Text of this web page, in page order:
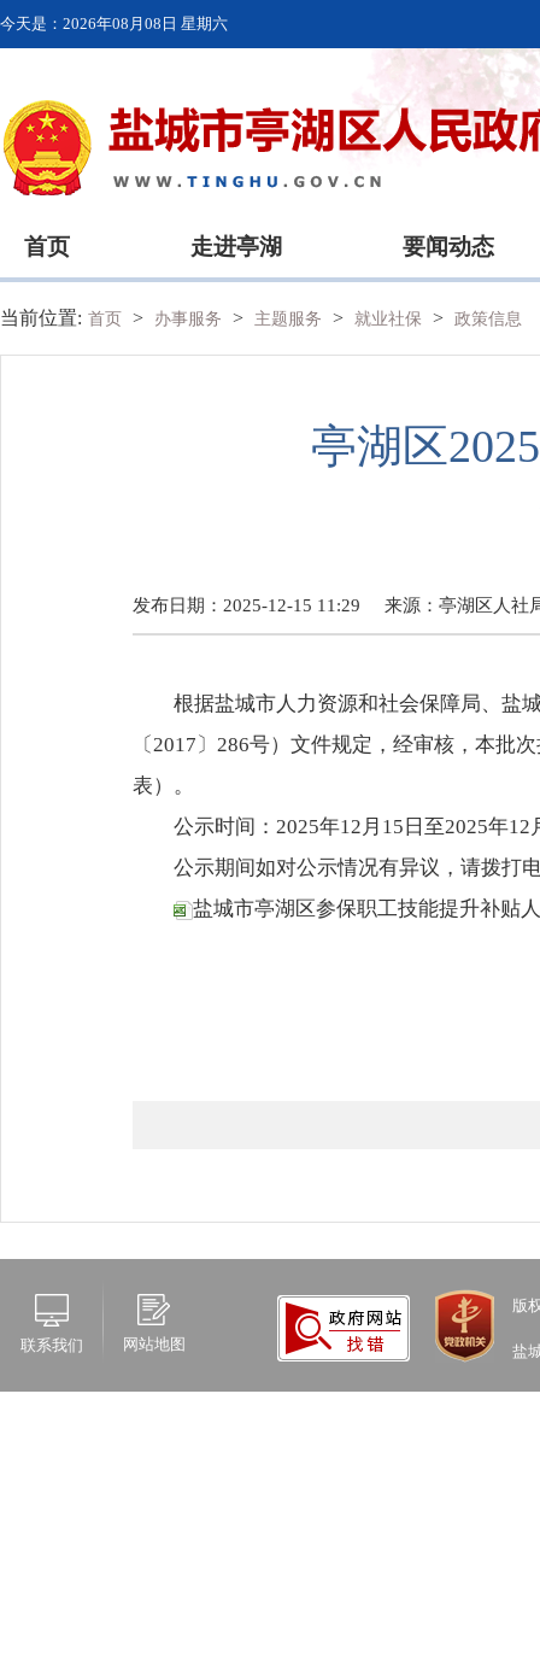
今天是： 2026年08月08日 星期六
首页 走进亭湖 要闻动态
当前位置: 首页 > 办事服务 > 主题服务 > 就业社保 > 政策信息
亭湖区
发布日期：2025-12-15 11:29 来源： 亭湖区人社
根据盐城市人力资源和社会保障局、盐
〔2017〕286号）文件规定，经审核，本批
表）。
公示时间：2025年12月15日至2025年
公示期间如对公示情况有异议，请拨打
盐城市亭湖区参保职工技能提升补贴
联系我们 网站地图
版
盐